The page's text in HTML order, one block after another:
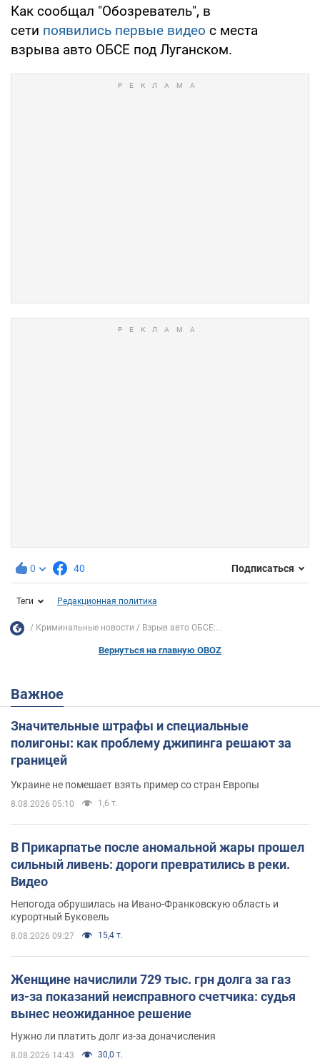
Как сообщал "Обозреватель", в
сети появились первые видео с места
взрыва авто ОБСЕ под Луганском.
0 40 Подписаться
Теги Редакционная политика
Криминальные новости Взрыв авто ОБСЕ:...
Вернуться на главную OBOZ
Важное
Значительные штрафы и специальные
полигоны: как проблему джипинга решают за
границей
Украине не помешает взять пример со стран Европы
8.08.2026 05:10 1,6 т.
В Прикарпатье после аномальной жары прошел
сильный ливень: дороги превратились в реки.
Видео
Непогода обрушилась на Ивано-Франковскую область и
курортный Буковель
8.08.2026 09:27 15,4 т.
Женщине начислили 729 тыс. грн долга за газ
из-за показаний неисправного счетчика: судья
вынес неожиданное решение
Нужно ли платить долг из-за доначисления
8.08.2026 14:43 30,0 т.